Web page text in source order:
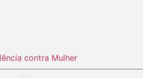
contra Mulher